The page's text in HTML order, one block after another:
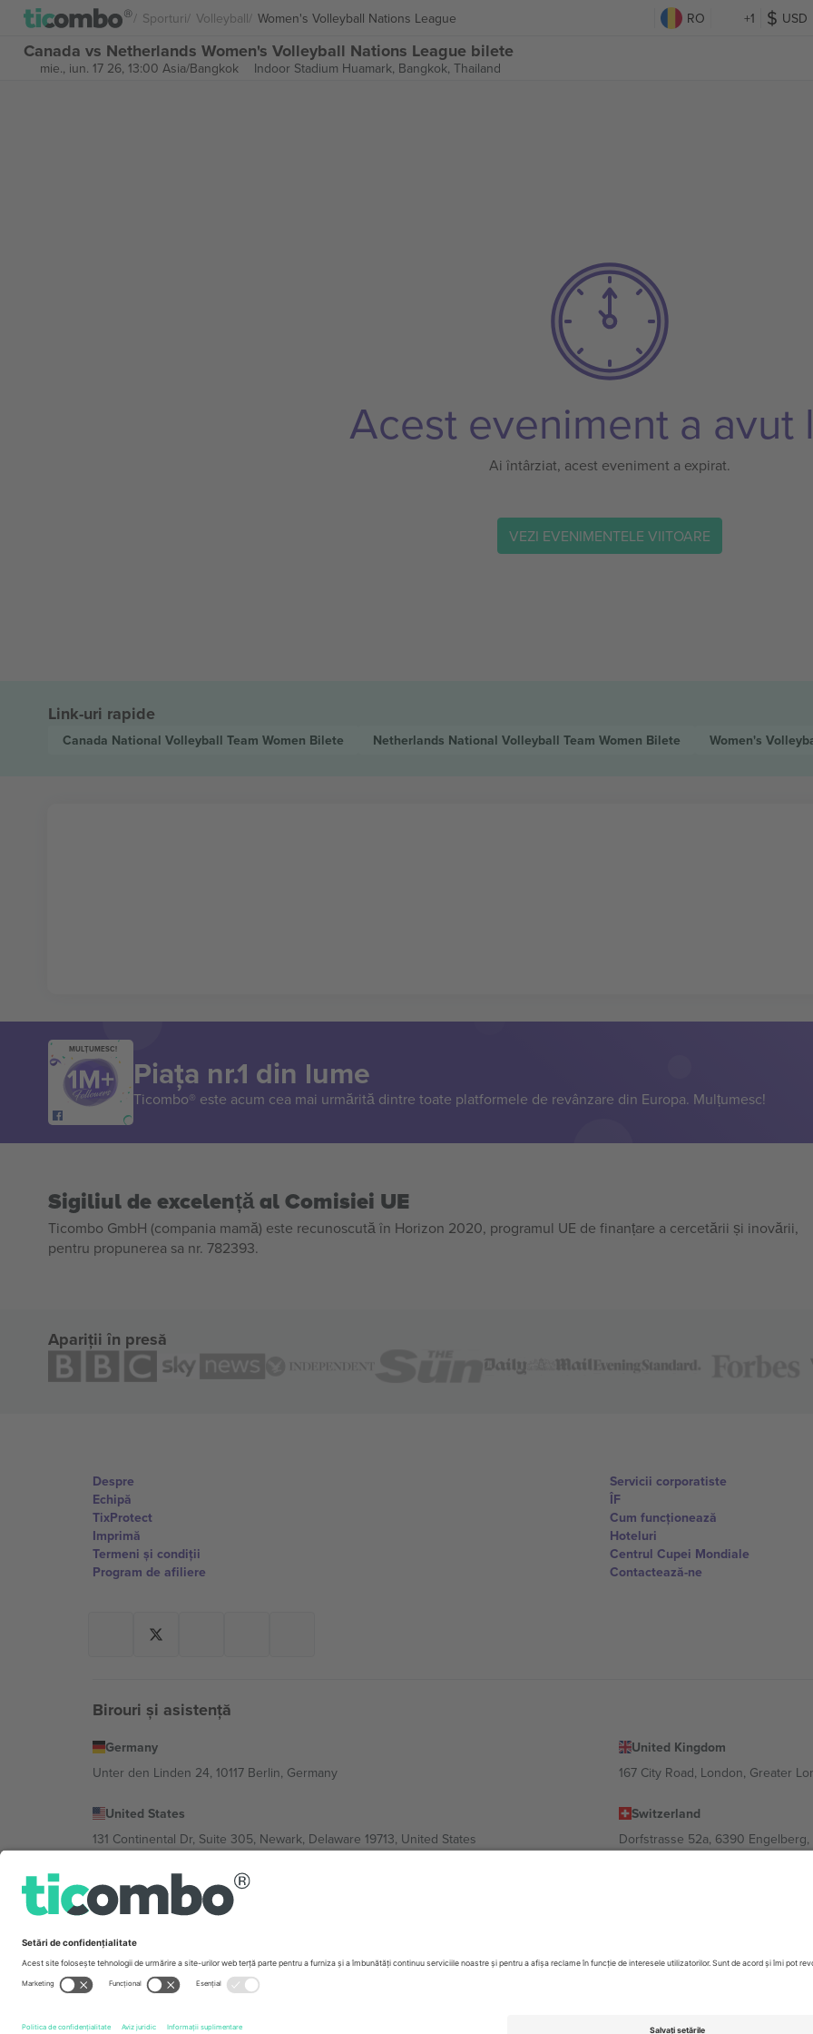
Sporturi Volleyball Women's Volleyball Nations League RO +1 USD
Canada vs Netherlands Women's Volleyball Nations League bilete
mie., iun. 17 26, 13:00 Asia/Bangkok Indoor Stadium Huamark, Bangkok, Thailand
Acest eveniment a avut
Ai întârziat, acest eveniment a expirat.
VEZI EVENIMENTELE VIITOARE
Link-uri rapide
Canada National Volleyball Team Women Bilete Netherlands National Volleyball Team Women Bilete Women's
MULȚUMESC!
Piața nr.1 din lume
Ticombo® este acum cea mai urmărită dintre toate platformele de revânzare din Europa. Mulțumesc!
Sigiliul de excelență al Comisiei UE
Ticombo GmbH (compania mamă) este recunoscută în Horizon 2020, programul UE de finanțare a cercetării și inovării,
pentru propunerea sa nr. 782393.
Apariții în presă
Despre
Echipă
TixProtect
Imprimă
Termeni și condiții
Program de afiliere
Servicii corporatiste
ÎF
Cum funcționează
Hoteluri
Centrul Cupei Mondiale
Contactează-ne
Birouri și asistență
Germany
Unter den Linden 24, 10117 Berlin, Germany
United Kingdom
167 City Road, London, Greater
United States
131 Continental Dr, Suite 305, Newark, Delaware 19713, United States
Switzerland
Dorfstrasse 52a, 6390 Engelberg,
Bulgaria
Regus Sofia City West, bul Totleben 53-55, 1606 Sofia, Bulgaria
Mexico
Av Chapultepec 360, Roma Norte, Cuauhtémoc, 06700 Ciudad de México, CDMX, Mexico
ImprimășiTermeni.© 2026 Ticombo. Toate drepturile rezervate.